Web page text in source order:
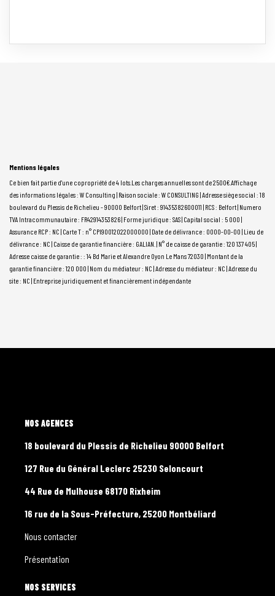
Mentions légales
Ce bien fait partie d'une copropriété de 4 lots.Les charges annuelles sont de 2500€.Affichage
des informations légales : W Consulting | Raison sociale : W CONSULTING | Adresse siège social : 18
boulevard du Plessis de Richelieu - 90000 Belfort | Siret : 91435382600011 | RCS : Belfort | Numero
TVA Intracommunautaire : FR42914353826 | Forme juridique : SAS | Capital social : 5 000 |
Assurance RCP : NC | Carte T : n° CPI90012022000000 | Date de délivrance : 0000-00-00 | Lieu de
délivrance : NC | Caisse de garantie financière : GALIAN. | N° de caisse de garantie : 120 137 405 |
Adresse caisse de garantie : : 14 Bd Marie et Alexandre Oyon Le Mans 72030 | Montant de la
garantie financière : 120 000 | Nom du médiateur : NC | Adresse du médiateur : NC | Adresse du
site : NC | Entreprise juridiquement et financièrement indépendante
L'AGENCE
18 boulevard du Plessis de Richelieu 90000 Belfort
127 Rue du Général Leclerc 25230 Seloncourt
44 Rue de Mulhouse 68170 Rixheim
16 rue de la Sous-Préfecture, 25200 Montbéliard
Nous contacter
Présentation
NOS SERVICES